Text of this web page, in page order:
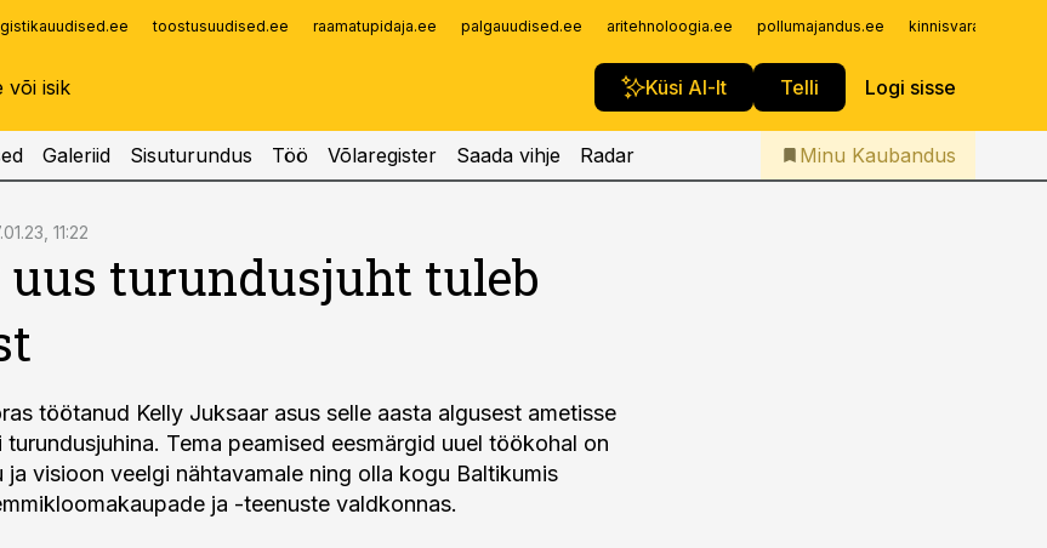
toostusuudised.ee raamatupidaja.ee palgauudised.ee aritehnoloogia.ee pollumajandus.ee
Küsi AI-lt Telli Logi sisse
Iseteenindus
Telli Kaubandus
Galeriid Sisuturundus Töö Võlaregister Saada vihje Radar Minu Kaubandus
11:22
uus turundusjuht tuleb
töötanud Kelly Juksaar asus selle aasta algusest ametisse
turundusjuhina. Tema peamised eesmärgid uuel töökohal on
ja visioon veelgi nähtavamale ning olla kogu Baltikumis
ja -teenuste valdkonnas.